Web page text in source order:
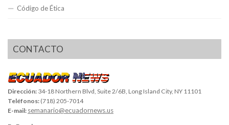
Código de Ética
CONTACTO
Dirección: 34-18 Northern Blvd, Suite 2/6B, Long Island City, NY 11101
Teléfonos: (718) 205-7014
E-mail: semanario@ecuadornews.us